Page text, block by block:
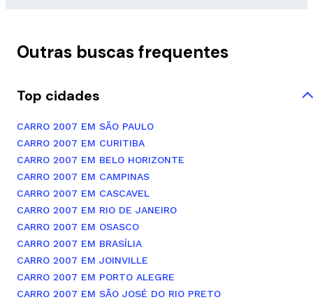
Outras buscas frequentes
Top cidades
CARRO 2007 EM SÃO PAULO
CARRO 2007 EM CURITIBA
CARRO 2007 EM BELO HORIZONTE
CARRO 2007 EM CAMPINAS
CARRO 2007 EM CASCAVEL
CARRO 2007 EM RIO DE JANEIRO
CARRO 2007 EM OSASCO
CARRO 2007 EM BRASÍLIA
CARRO 2007 EM JOINVILLE
CARRO 2007 EM PORTO ALEGRE
CARRO 2007 EM SÃO JOSÉ DO RIO PRETO